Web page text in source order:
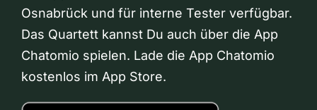
Osnabrück und für interne Tester verfügbar.
Das Quartett kannst Du auch über die App
Chatomio spielen. Lade die App Chatomio
kostenlos im App Store.